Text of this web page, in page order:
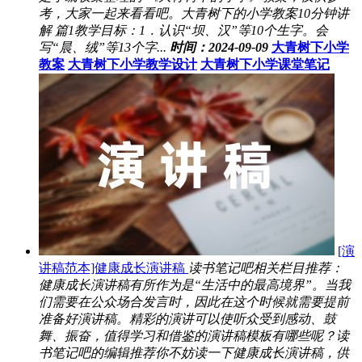
考，大家一起来看看吧。大青树下的小学教案10分钟讲
解 篇1教学目标：1．认识“坝、汉”等10个生字。会
写“晨、绒”等13个字... 时间：2024-09-09 大青树下小学
教案 大青树下小学教学设计 大青树下小学课堂笔记
[演
讲稿范本]健康成长演讲稿 读书笔记吧相关栏目推荐：
健康成长演讲稿有所作为是“生活中的最高境界”。当我
们需要在公众场合发言时，因此在这个时候就需要提前
准备好演讲稿。精彩的演讲可以使听众受到感动、鼓
舞、振奋，值得学习和借鉴的演讲稿模板有哪些呢？读
书笔记吧的编辑推荐你不妨读一下健康成长演讲稿，供